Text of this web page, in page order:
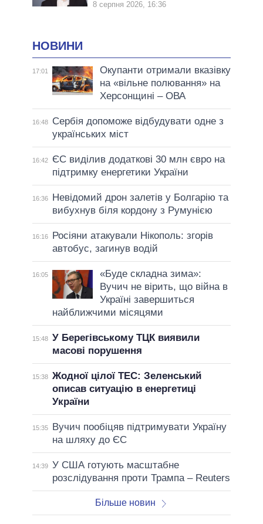
8 серпня 2026, 16:36
НОВИНИ
17:01
Окупанти отримали вказівку
на «вільне полювання» на
Херсонщині – ОВА
16:48
Сербія допоможе відбудувати одне з
українських міст
16:42
ЄС виділив додаткові 30 млн євро на
підтримку енергетики України
16:36
Невідомий дрон залетів у Болгарію та
вибухнув біля кордону з Румунією
16:16
Росіяни атакували Нікополь: згорів
автобус, загинув водій
16:05
«Буде складна зима»:
Вучич не вірить, що війна в
Україні завершиться
найближчими місяцями
15:48 У Берегівському ТЦК виявили
масові порушення
15:38 Жодної цілої ТЕС: Зеленський
описав ситуацію в енергетиці
України
15:35
Вучич пообіцяв підтримувати Україну
на шляху до ЄС
14:39 У США готують масштабне
розслідування проти Трампа – Reuters
Більше новин